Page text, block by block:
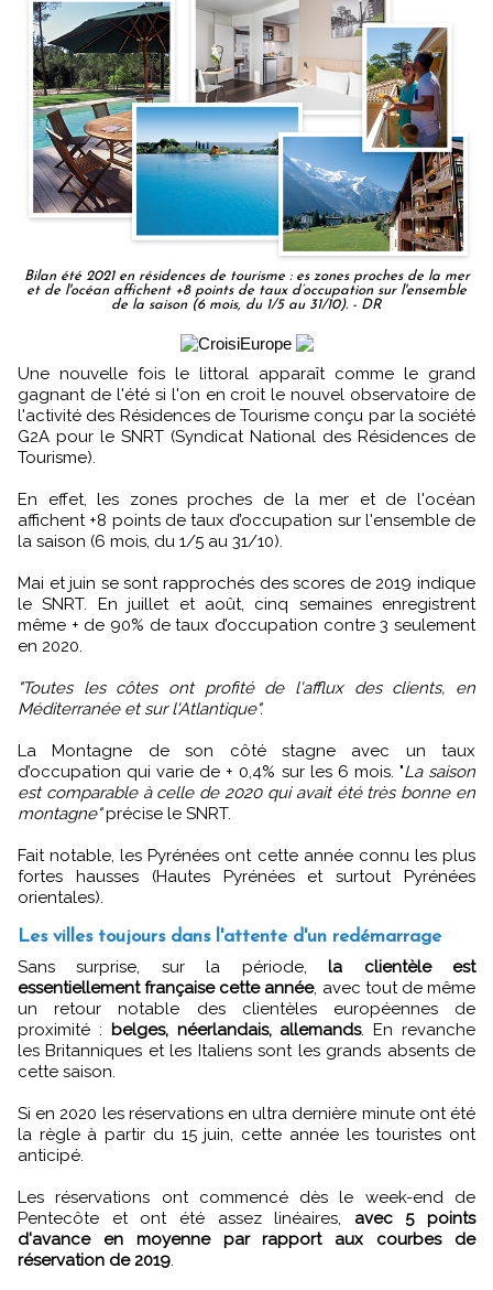
Bilan été 2021 en résidences de tourisme : es zones proches de la mer
et de l'océan affichent +8 points de taux d’occupation sur l'ensemble
de la saison (6 mois, du 1/5 au 31/10). - DR
Une nouvelle fois le littoral apparaît comme le grand
gagnant de l'été si l'on en croit le nouvel observatoire de
l'activité des Résidences de Tourisme conçu par la société
G2A pour le SNRT (Syndicat National des Résidences de
Tourisme).
En effet, les zones proches de la mer et de l'océan
affichent +8 points de taux d’occupation sur l'ensemble de
la saison (6 mois, du 1/5 au 31/10).
Mai et juin se sont rapprochés des scores de 2019 indique
le SNRT. En juillet et août, cinq semaines enregistrent
même + de 90% de taux d’occupation contre 3 seulement
en 2020.
"Toutes les côtes ont profité de l'afflux des clients, en
Méditerranée et sur l'Atlantique".
La Montagne de son côté stagne avec un taux
d’occupation qui varie de + 0,4% sur les 6 mois. "La saison
est comparable à celle de 2020 qui avait été très bonne en
montagne"précise le SNRT.
Fait notable, les Pyrénées ont cette année connu les plus
fortes hausses (Hautes Pyrénées et surtout Pyrénées
orientales).
Les villes toujours dans l'attente d'un redémarrage
Sans surprise, sur la période,la clientèle est
essentiellement française cette année, avec tout de même
un retour notable des clientèles européennes de
proximité : belges, néerlandais, allemands. En revanche
les Britanniques et les Italiens sont les grands absents de
cette saison.
Si en 2020 les réservations en ultra dernière minute ont été
la règle à partir du 15 juin, cette année les touristes ont
anticipé.
Les réservations ont commencé dès le week-end de
Pentecôte et ont été assez linéaires, avec 5 points
d'avance en moyenne par rapport aux courbes de
réservation de 2019.